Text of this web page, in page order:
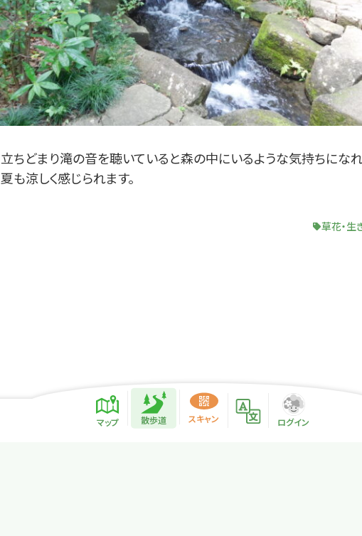
立ちどまり滝の音を聴いていると森の中にいるような気持ちになれ
夏も涼しく感じられます。
草花・生
マップ 散歩道 スキャン ログイン
散歩道紹介ページ
緑地紹介情報